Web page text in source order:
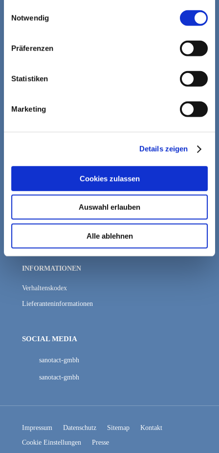
Notwendig
Präferenzen
Statistiken
Marketing
Details zeigen
Cookies zulassen
Auswahl erlauben
Alle ablehnen
hansal
LOHN­HERSTELLUNG
Sekundärverpackungen
Konfekt­ionierung und Logistik
INFORMATIONEN
Verhaltenskodex
Lieferanteninformationen
SOCIAL MEDIA
sanotact-gmbh
sanotact-gmbh
Impressum Datenschutz Sitemap
Kontakt
Cookie Einstellungen
Presse